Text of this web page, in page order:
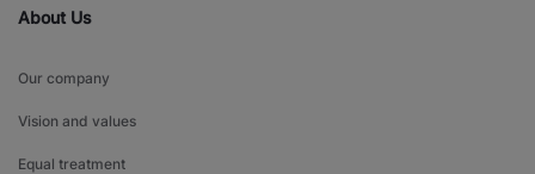
About Us
Our company
Vision and values
Equal treatment